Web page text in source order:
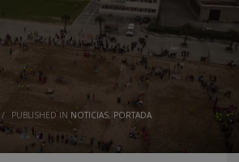
/ PUBLISHED IN NOTICIAS, PORTADA